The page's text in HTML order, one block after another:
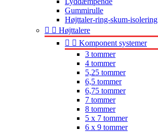
Gummirulle
Højttaler-ring-skum-isolering
  Højttalere
  Komponent systemer
3 tommer
4 tommer
5,25 tommer
6,5 tommer
6,75 tommer
7 tommer
8 tommer
5 x 7 tommer
6 x 9 tommer